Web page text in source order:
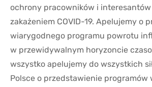
ochrony pracowników i
zakażeniem COVID-19. Apelujemy o
wiarygodnego programu powrotu
w przewidywalnym horyzoncie
wszystko apelujemy do wszystkich
Polsce o przedstawienie programów